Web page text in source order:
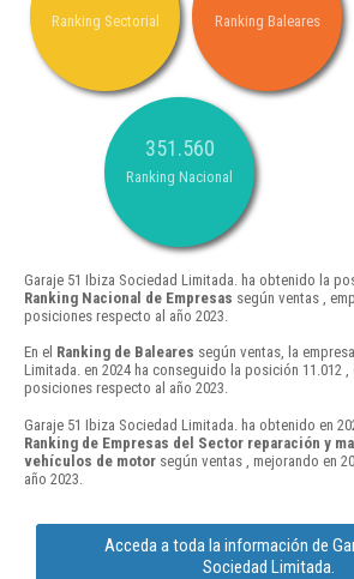
Ranking Sectorial Ranking Baleares
351.560
Ranking Nacional
Garaje 51 Ibiza Sociedad Limitada. ha obtenido la
Ranking Nacional de Empresas según ventas ,
posiciones respecto al año 2023.
En el Ranking de Baleares según ventas, la
Limitada. en 2024 ha conseguido la posición 11.012 ,
posiciones respecto al año 2023.
Garaje 51 Ibiza Sociedad Limitada. ha obtenido en
Ranking de Empresas del Sector reparación y
vehículos de motor según ventas , mejorando en
año 2023.
Acceda a toda la información de
Sociedad Limitada.